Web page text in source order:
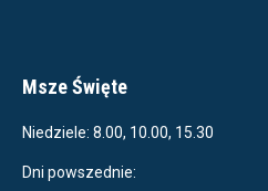
Msze Święte
Niedziele: 8.00, 10.00, 15.30
Dni powszednie: